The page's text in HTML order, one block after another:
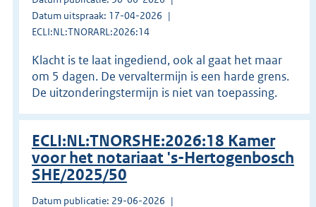
Datum uitspraak: 17-04-2026
ECLI:NL:TNORARL:2026:14
Klacht is te laat ingediend, ook al gaat het maar
om 5 dagen. De vervaltermijn is een harde grens.
De uitzonderingstermijn is niet van toepassing.
ECLI:NL:TNORSHE:2026:18 Kamer
voor het notariaat 's-Hertogenbosch
SHE/2025/50
Datum publicatie: 29-06-2026